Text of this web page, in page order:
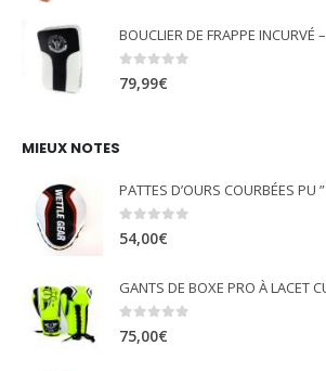
BOUCLIER DE FRAPPE INCURVÉ
0out of 5
79,99€
MIEUX NOTES
0 out of 5
54,00€
0out of 5
75,00€